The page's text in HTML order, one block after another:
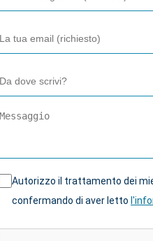
Autorizzo il trattamento dei
confermando di aver letto